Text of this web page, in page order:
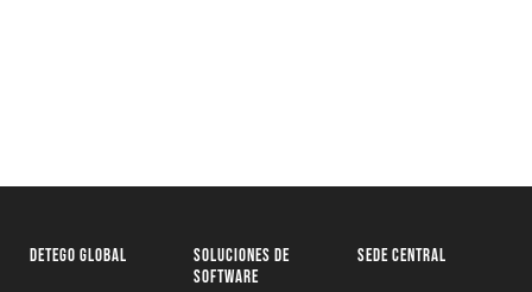
DETEGO GLOBAL
SOLUCIONES DE
SOFTWARE
SEDE CENTRAL